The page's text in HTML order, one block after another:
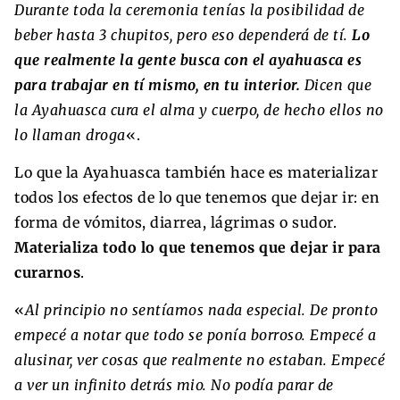
Durante toda la ceremonia tenías la posibilidad de
beber hasta 3 chupitos, pero eso dependerá de tí. Lo
que realmente la gente busca con el ayahuasca es
para trabajar en tí mismo, en tu interior. Dicen que
la Ayahuasca cura el alma y cuerpo, de hecho ellos no
lo llaman droga«.
Lo que la Ayahuasca también hace es materializar
todos los efectos de lo que tenemos que dejar ir: en
forma de vómitos, diarrea, lágrimas o sudor.
Materializa todo lo que tenemos que dejar ir para
curarnos.
«Al principio no sentíamos nada especial. De pronto
empecé a notar que todo se ponía borroso. Empecé a
alusinar, ver cosas que realmente no estaban. Empecé
a ver un infinito detrás mio. No podía parar de